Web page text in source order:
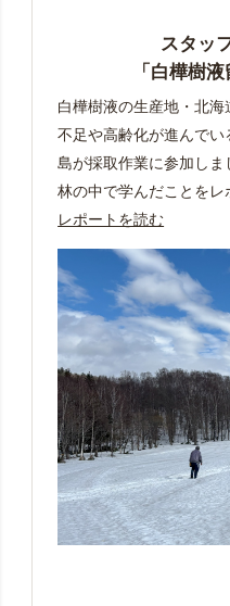
スタッ
「白樺樹
白樺樹液の生産地・北
不足や高齢化が進んで
島が採取作業に参加し
林の中で学んだことをレ
レポートを読む